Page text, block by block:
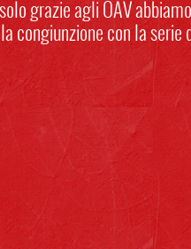
grazie agli OAV
congiunzione con la serie